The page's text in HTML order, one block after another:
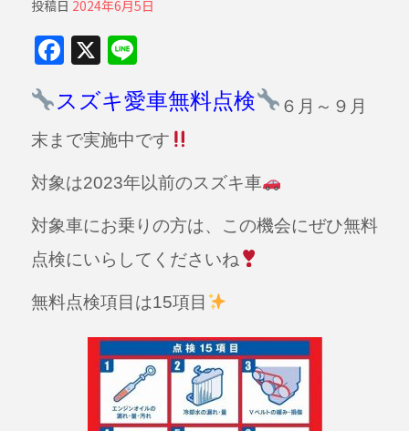
投稿日 2024年6月5日
F
a
c
e
b
o
o
k
X Li
n
e
スズキ愛車無料点検
６月～９月
末まで実施中です
対象は2023年以前のスズキ車
対象車にお乗りの方は、この機会にぜひ無料
点検にいらしてくださいね
無料点検項目は15項目